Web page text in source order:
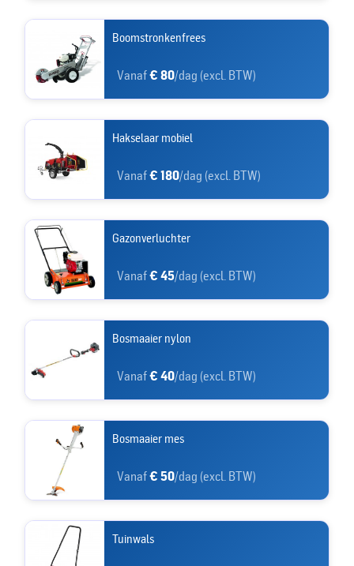
Boomstronkenfrees
Vanaf€ 80/dag (excl. BTW)
Hakselaar mobiel
Vanaf€ 180/dag (excl. BTW)
Gazonverluchter
Vanaf€ 45/dag (excl. BTW)
Bosmaaier nylon
Vanaf€ 40/dag (excl. BTW)
Bosmaaier mes
Vanaf€ 50/dag (excl. BTW)
Tuinwals